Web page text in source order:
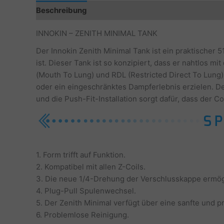
Beschreibung
INNOKIN – ZENITH MINIMAL TANK
Der Innokin Zenith Minimal Tank ist ein praktischer
ist. Dieser Tank ist so konzipiert, dass er nahtlos
(Mouth To Lung) und RDL (Restricted Direct To
oder ein eingeschränktes Dampferlebnis erzielen.
und die Push-Fit-Installation sorgt dafür, dass der
1. Form trifft auf Funktion.
2. Kompatibel mit allen Z-Coils.
3. Die neue 1/4-Drehung der Verschlusskappe
4. Plug-Pull Spulenwechsel.
5. Der Zenith Minimal verfügt über eine sanfte und
6. Problemlose Reinigung.